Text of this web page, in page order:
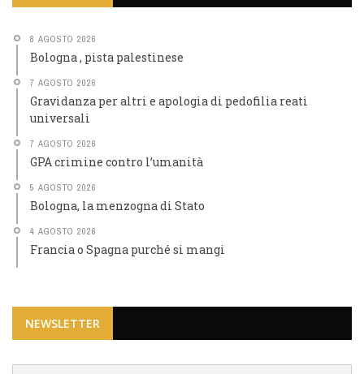
8 AGOSTO 2026
Bologna , pista palestinese
7 AGOSTO 2026
Gravidanza per altri e apologia di pedofilia reati
universali
7 AGOSTO 2026
GPA crimine contro l’umanità
5 AGOSTO 2026
Bologna, la menzogna di Stato
4 AGOSTO 2026
Francia o Spagna purché si mangi
NEWSLETTER